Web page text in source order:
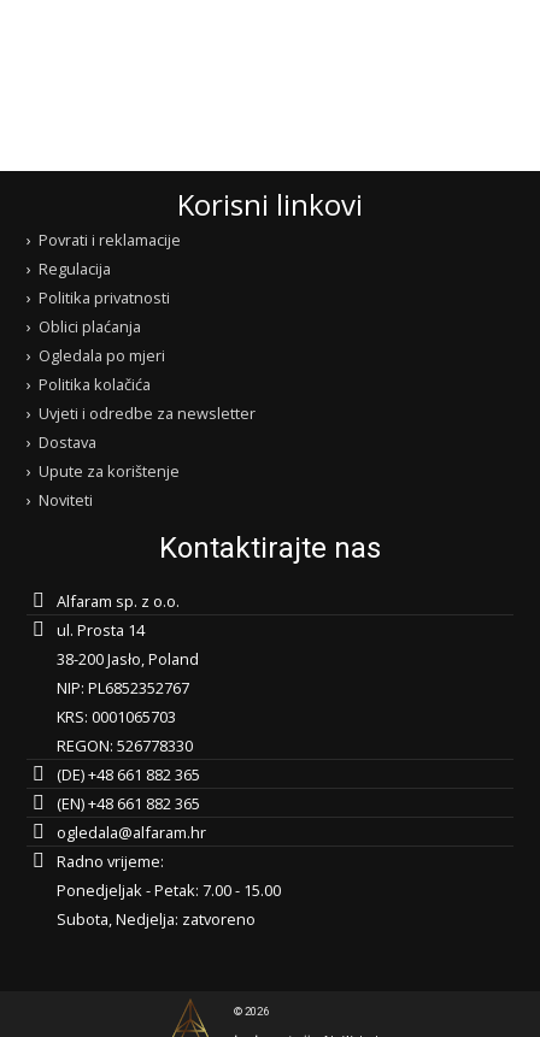
Korisni linkovi
Povrati i reklamacije
Regulacija
Politika privatnosti
Oblici plaćanja
Ogledala po mjeri
Politika kolačića
Uvjeti i odredbe za newsletter
Dostava
Upute za korištenje
Noviteti
Kontaktirajte nas
Alfaram sp. z o.o.
ul. Prosta 14
38-200 Jasło, Poland
NIP: PL6852352767
KRS: 0001065703
REGON: 526778330
(DE) +48 661 882 365
(EN) +48 661 882 365
ogledala@alfaram.hr
Radno vrijeme:
Ponedjeljak - Petak: 7.00 - 15.00
Subota, Nedjelja: zatvoreno
© 2026